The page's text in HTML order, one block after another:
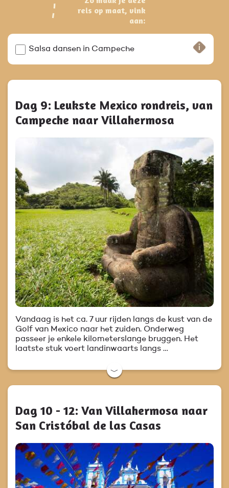
reis op maat, vink
aan:
Salsa dansen in Campeche
Dag 9: Leukste Mexico rondreis, van
Campeche naar Villahermosa
Vandaag is het ca. 7 uur rijden langs de kust van de
Golf van Mexico naar het zuiden. Onderweg
passeer je enkele kilometerslange bruggen. Het
laatste stuk voert landinwaarts langs …
﹀
Dag 10 - 12: Van Villahermosa naar
San Cristóbal de las Casas